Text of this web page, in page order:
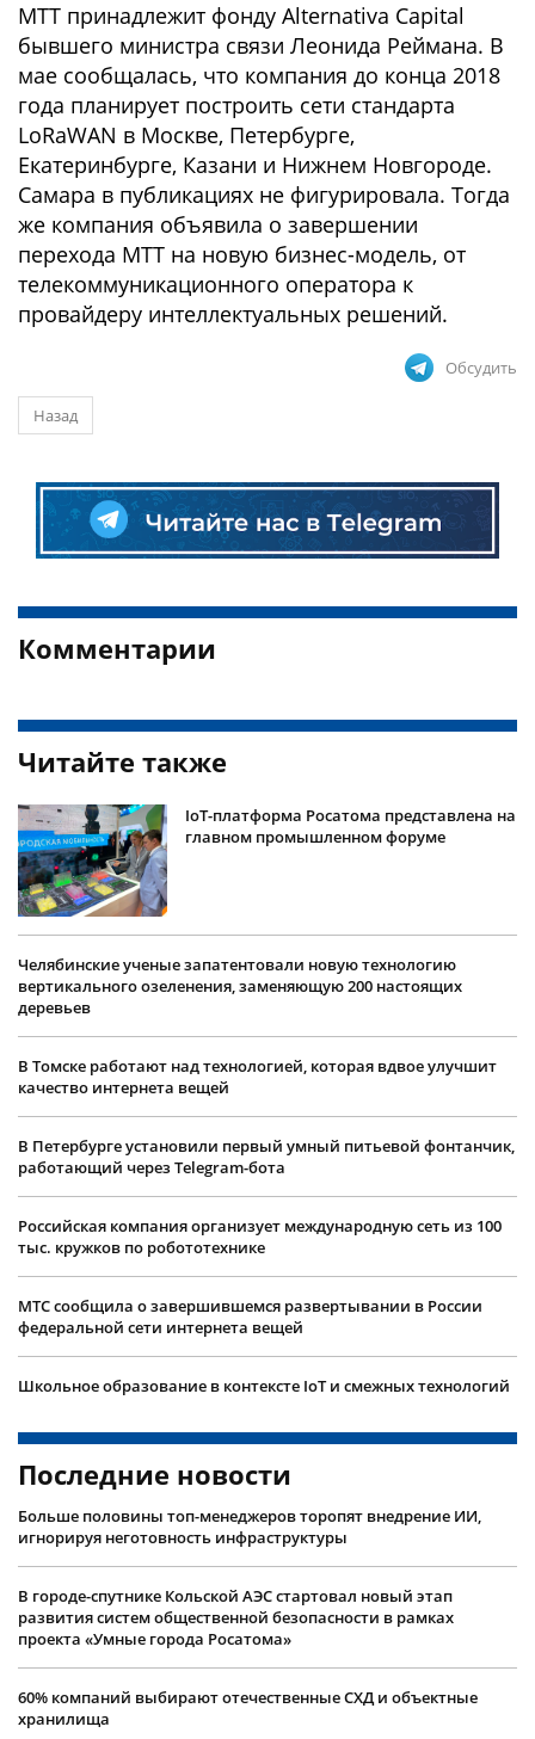
МТТ принадлежит фонду Alternativa Capital
бывшего министра связи Леонида Реймана. В
мае сообщалась, что компания до конца 2018
года планирует построить сети стандарта
LoRaWAN в Москве, Петербурге,
Екатеринбурге, Казани и Нижнем Новгороде.
Самара в публикациях не фигурировала. Тогда
же компания объявила о завершении
перехода МТТ на новую бизнес-модель, от
телекоммуникационного оператора к
провайдеру интеллектуальных решений.
Обсудить
Назад
Комментарии
Читайте также
IoT-платформа Росатома представлена на
главном промышленном форуме
Челябинские ученые запатентовали новую технологию
вертикального озеленения, заменяющую 200 настоящих
деревьев
В Томске работают над технологией, которая вдвое улучшит
качество интернета вещей
В Петербурге установили первый умный питьевой фонтанчик,
работающий через Telegram-бота
Российская компания организует международную сеть из 100
тыс. кружков по робототехнике
МТС сообщила о завершившемся развертывании в России
федеральной сети интернета вещей
Школьное образование в контексте IoT и смежных технологий
Последние новости
Больше половины топ-менеджеров торопят внедрение ИИ,
игнорируя неготовность инфраструктуры
В городе-спутнике Кольской АЭС стартовал новый этап
развития систем общественной безопасности в рамках
проекта «Умные города Росатома»
60% компаний выбирают отечественные СХД и объектные
хранилища